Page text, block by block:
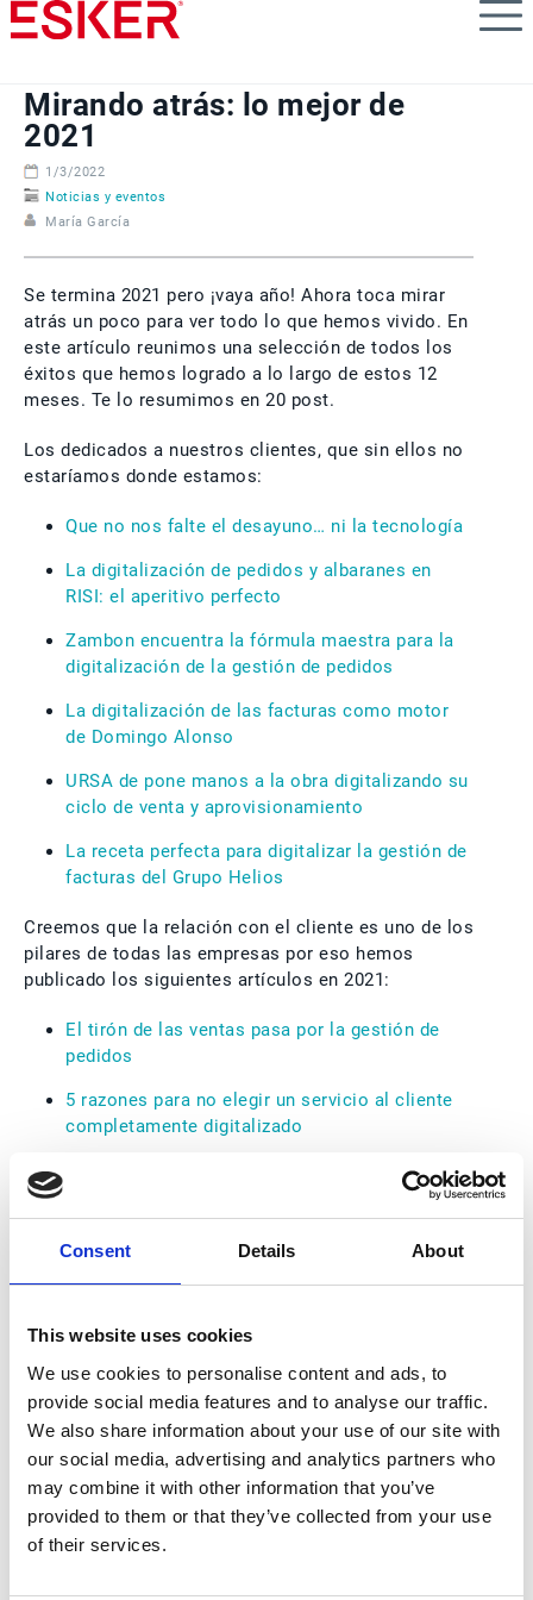
Consent Details About
This website uses cookies
We use cookies to personalise content and ads, to
provide social media features and to analyse our traffic.
We also share information about your use of our site with
our social media, advertising and analytics partners who
may combine it with other information that you’ve
provided to them or that they’ve collected from your use
of their services.
Skip
to
content
Mirando atrás: lo mejor de
2021
1/3/2022
Noticias y eventos
María García
Se termina 2021 pero ¡vaya año! Ahora toca mirar
atrás un poco para ver todo lo que hemos vivido. En
este artículo reunimos una selección de todos los
éxitos que hemos logrado a lo largo de estos 12
meses. Te lo resumimos en 20 post.
Los dedicados a nuestros clientes, que sin ellos no
estaríamos donde estamos:
Que no nos falte el desayuno… ni la tecnología
La digitalización de pedidos y albaranes en
RISI: el aperitivo perfecto
Zambon encuentra la fórmula maestra para la
digitalización de la gestión de pedidos
La digitalización de las facturas como motor
de Domingo Alonso
URSA de pone manos a la obra digitalizando su
ciclo de venta y aprovisionamiento
La receta perfecta para digitalizar la gestión de
facturas del Grupo Helios
Creemos que la relación con el cliente es uno de los
pilares de todas las empresas por eso hemos
publicado los siguientes artículos en 2021:
El tirón de las ventas pasa por la gestión de
pedidos
5 razones para no elegir un servicio al cliente
completamente digitalizado
El trato con el cliente: una oportunidad de
El antes y el después en la gestión de pedidos
El enemigo invisible de una mala gestión de
pedidos
Y no nos olvidemos de la tecnología y soluciones:
Propósito de Año Nuevo: mejorar la CX
Conversaciones con Alex Rovira: un futuro más
amable
EDI + IA, la automatización inteligente